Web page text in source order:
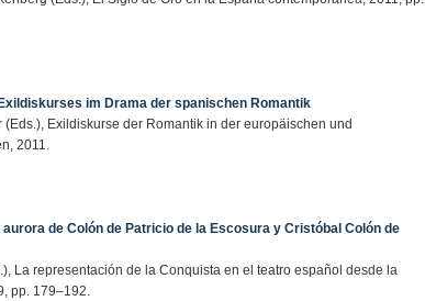
im Drama der spanischen Romantik
Exildiskurse der Romantik in der europäischen und
2011.
de Colón de Patricio de la Escosura y Cristóbal Colón de
La representación de la Conquista en el teatro español desde la
pp. 179–192.